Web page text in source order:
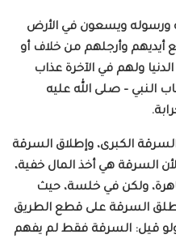
ورسوله ويسعون في الأرض
أيديهم وأرجلهم من خلاف أو
ولهم في الآخرة عذاب
لعتاب النبي – صلى الله عليه
الكبرى، وإطلاق السرقة
السرقة هي أخذ المال خفية،
ولكن في خلسة، حيث
تطلق السرقة على قطع الطريق
ولو قيل: السرقة فقط لم يفهم